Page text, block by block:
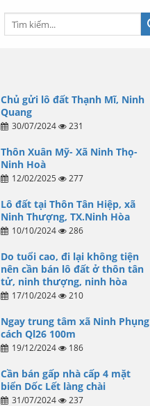
Chủ gửi lô đất Thạnh Mĩ, Ninh
Quang
30/07/2024 231
Thôn Xuân Mỹ- Xã Ninh Thọ-
Ninh Hoà
12/02/2025 277
Lô đất tại Thôn Tân Hiệp, xã
Ninh Thượng, TX.Ninh Hòa
10/10/2024 286
Do tuổi cao, đi lại không tiện
nên cần bán lô đất ở thôn tân
tử, ninh thượng, ninh hòa
17/10/2024 210
Ngay trung tâm xã Ninh Phụng
cách Ql26 100m
19/12/2024 186
Cần bán gấp nhà cấp 4 mặt
biển Dốc Lết làng chài
31/07/2024 237